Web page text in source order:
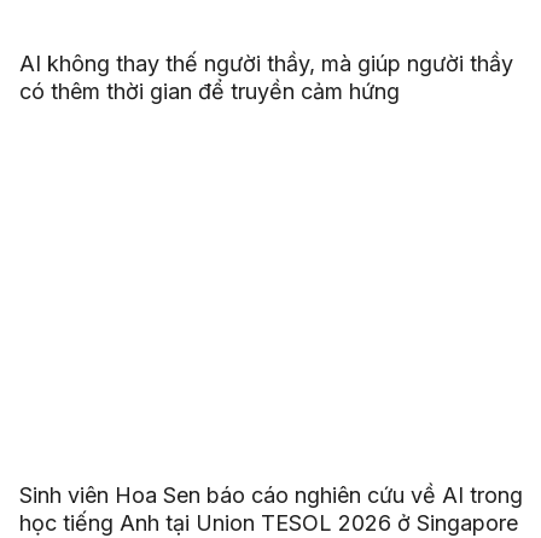
AI không thay thế người thầy, mà giúp người thầy
có thêm thời gian để truyền cảm hứng
Sinh viên Hoa Sen báo cáo nghiên cứu về AI trong
học tiếng Anh tại Union TESOL 2026 ở Singapore